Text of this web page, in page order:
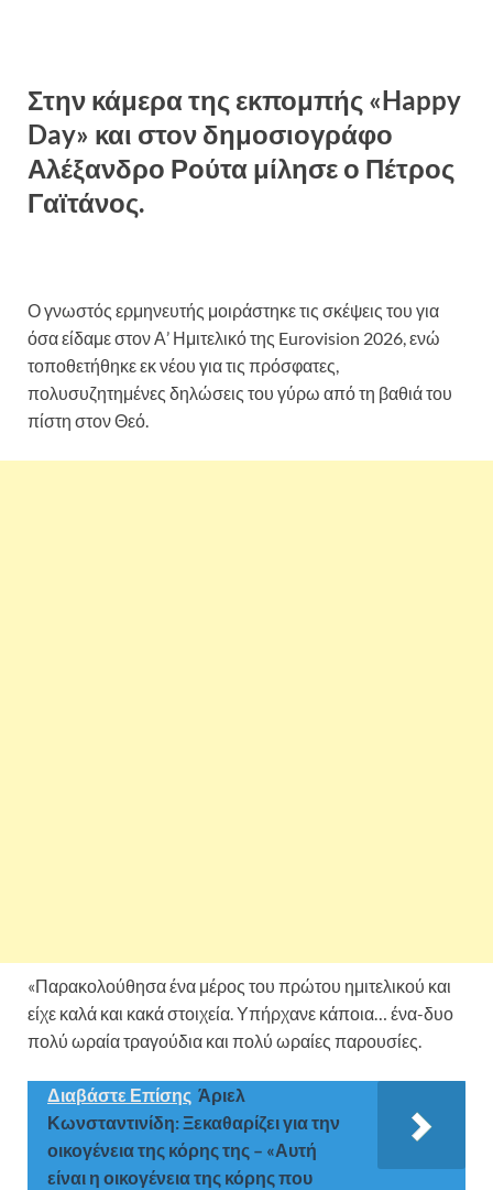
Στην κάμερα της εκπομπής «Happy
Day» και στον δημοσιογράφο
Αλέξανδρο Ρούτα μίλησε ο Πέτρος
Γαϊτάνος.
Ο γνωστός ερμηνευτής μοιράστηκε τις σκέψεις του για
όσα είδαμε στον Α’ Ημιτελικό της Eurovision 2026, ενώ
τοποθετήθηκε εκ νέου για τις πρόσφατες,
πολυσυζητημένες δηλώσεις του γύρω από τη βαθιά του
πίστη στον Θεό.
«Παρακολούθησα ένα μέρος του πρώτου ημιτελικού και
είχε καλά και κακά στοιχεία. Υπήρχανε κάποια… ένα-δυο
πολύ ωραία τραγούδια και πολύ ωραίες παρουσίες.
Διαβάστε Επίσης Άριελ
Κωνσταντινίδη: Ξεκαθαρίζει για την
οικογένεια της κόρης της – «Αυτή
είναι η οικογένεια της κόρης που